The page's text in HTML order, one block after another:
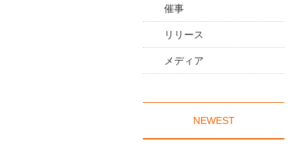
催事
リリース
メディア
NEWEST